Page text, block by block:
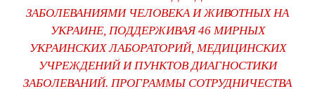
ЗАБОЛЕВАНИЯМИ ЧЕЛОВЕКА И ЖИВОТНЫХ НА
УКРАИНЕ, ПОДДЕРЖИВАЯ 46 МИРНЫХ
УКРАИНСКИХ ЛАБОРАТОРИЙ, МЕДИЦИНСКИХ
УЧРЕЖДЕНИЙ И ПУНКТОВ ДИАГНОСТИКИ
ЗАБОЛЕВАНИЙ. ПРОГРАММЫ СОТРУДНИЧЕСТВА